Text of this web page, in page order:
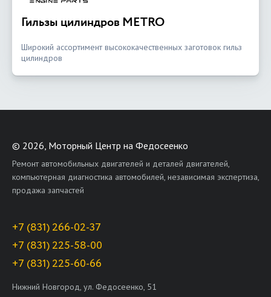
Гильзы цилиндров METRO
Широкий ассортимент высококачественных заготовок гильз
цилиндров
© 2026, Моторный Центр на Федосеенко
Ремонт автомобильных двигателей и деталей двигателей,
компьютерная диагностика автомобилей, независимая экспертиза,
продажа запчастей
+7 (831) 266-02-37
+7 (831) 225-58-00
+7 (831) 225-60-66
Нижний Новгород, ул. Федосеенко, 51